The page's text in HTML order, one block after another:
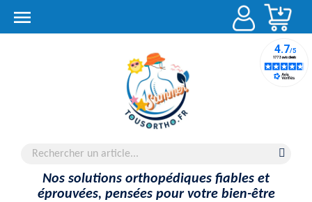

Nos solutions orthopédiques fiables et
éprouvées, pensées pour votre bien-être